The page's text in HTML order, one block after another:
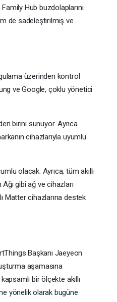
Hub buzdolaplarını
de sadeleştirilmiş ve
üzerinden kontrol
ve Google, çoklu yönetici
birini sunuyor. Ayrıca
cihazlarıyla uyumlu
olacak. Ayrıca, tüm akıllı
gibi ağ ve cihazları
Matter cihazlarına destek
Başkanı Jaeyeon
aşamasına
bir ölçekte akıllı
yönelik olarak bugüne